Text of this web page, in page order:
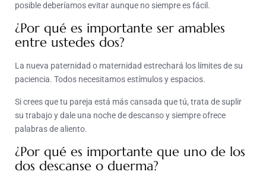
posible deberíamos evitar aunque no siempre es fácil.
¿Por qué es importante ser amables
entre ustedes dos?
La nueva paternidad o maternidad estrechará los límites de su
paciencia. Todos necesitamos estímulos y espacios.
Si crees que tu pareja está más cansada que tú, trata de suplir
su trabajo y dale una noche de descanso y siempre ofrece
palabras de aliento.
¿Por qué es importante que uno de los
dos descanse o duerma?